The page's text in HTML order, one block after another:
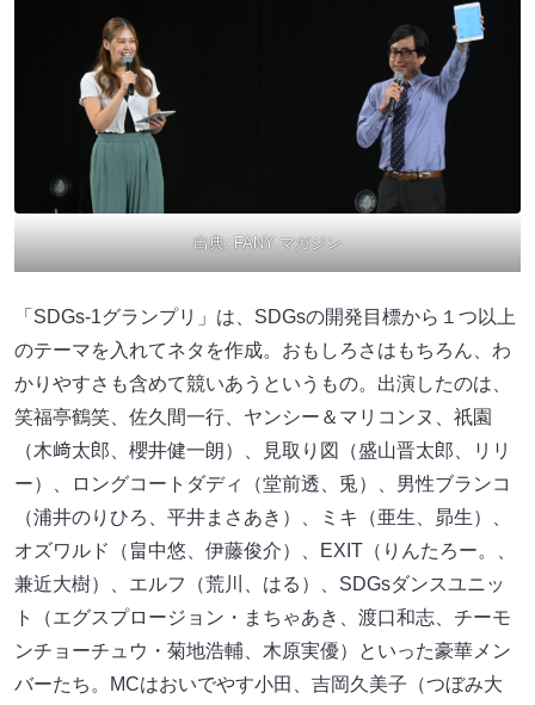
出典: FANY マガジン
「SDGs-1グランプリ」は、SDGsの開発目標から１つ以上
のテーマを入れてネタを作成。おもしろさはもちろん、わ
かりやすさも含めて競いあうというもの。出演したのは、
笑福亭鶴笑、佐久間一行、ヤンシー＆マリコンヌ、祇園
（木﨑太郎、櫻井健一朗）、見取り図（盛山晋太郎、リリ
ー）、ロングコートダディ（堂前透、兎）、男性ブランコ
（浦井のりひろ、平井まさあき）、ミキ（亜生、昴生）、
オズワルド（畠中悠、伊藤俊介）、EXIT（りんたろー。、
兼近大樹）、エルフ（荒川、はる）、SDGsダンスユニッ
ト（エグスプロージョン・まちゃあき、渡口和志、チーモ
ンチョーチュウ・菊地浩輔、木原実優）といった豪華メン
バーたち。MCはおいでやす小田、吉岡久美子（つぼみ大